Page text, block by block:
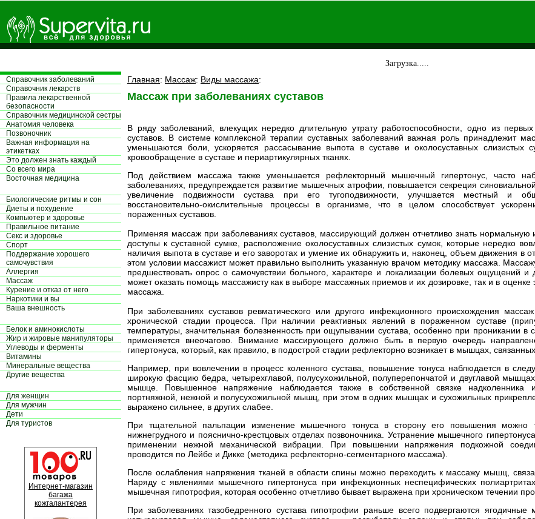
Загрузка.....
Справочник заболеваний
Справочник лекарств
Правила лекарственной
безопасности
Справочник медицинской сестры
Aнатомия человека
Позвоночник
Важная информация на
этикетках
Это должен знать каждый
Со всего мира
Восточная медицина
Биологические ритмы и сон
Диеты и похудение
Компьютер и здоровье
Правильное питание
Секс и здоровье
Спорт
Поддержание хорошего
самочувствия
Аллергия
Массаж
Курение и отказ от него
Наркотики и вы
Ваша внешность
Белок и аминокислоты
Жир и жировые манипуляторы
Углеводы и ферменты
Витамины
Минеральные вещества
Другие вещества
Для женщин
Для мужчин
Дети
Для туристов
Интернет-магазин
багажа
кожгалантерея
Главная: Массаж: Виды массажа:
Массаж при заболеваниях суставов
В ряду заболеваний, влекущих нередко длительную утрату работоспособности, одно из
суставов. В системе комплексной терапии суставных заболеваний важная роль принадлежит
уменьшаются боли, ускоряется рассасывание выпота в суставе и околосуставных слизистых
кровообращение в суставе и периартикулярных тканях.
Под действием массажа также уменьшается рефлекторный мышечный гипертонус, часто
заболеваниях, предупреждается развитие мышечных атрофии, повышается секреция
увеличение подвижности сустава при его тугоподвижности, улучшается местный и
восстановительно-окислительные процессы в организме, что в целом способствует
пораженных суставов.
Применяя массаж при заболеваниях суставов, массирующий должен отчетливо знать нормальную
доступы к суставной сумке, расположение околосуставных слизистых сумок, которые нередко
наличия выпота в суставе и его заворотах и умение их обнаружить и, наконец, объем движения в
этом условии массажист может правильно выполнить указанную врачом методику массажа.
предшествовать опрос о самочувствии больного, характере и локализации болевых ощущений и
может оказать помощь массажисту как в выборе массажных приемов и их дозировке, так и в
массажа.
При заболеваниях суставов ревматического или другого инфекционного происхождения
хронической стадии процесса. При наличии реактивных явлений в пораженном суставе
температуры, значительная болезненность при ощупывании сустава, особенно при проникании
применяется внеочагово. Внимание массирующего должно быть в первую очередь
гипертонуса, который, как правило, в подострой стадии рефлекторно возникает в мышцах,
Например, при вовлечении в процесс коленного сустава, повышение тонуса наблюдается в
широкую фасцию бедра, четырехглавой, полусухожильной, полуперепончатой и двуглавой
мышце. Повышенное напряжение наблюдается также в собственной связке надколенника
портняжной, нежной и полусухожильной мышц, при этом в одних мышцах и сухожильных
выражено сильнее, в других слабее.
При тщательной пальпации изменение мышечного тонуса в сторону его повышения можно
нижнегрудного и пояснично-крестцовых отделах позвоночника. Устранение мышечного
применении нежной механической вибрации. При повышении напряжения подкожной
проводится по Лейбе и Дикке (методика рефлекторно-сегментарного массажа).
После ослабления напряжения тканей в области спины можно переходить к массажу мышц,
Наряду с явлениями мышечного гипертонуса при инфекционных неспецифических
мышечная гипотрофия, которая особенно отчетливо бывает выражена при хроническом течении
При заболеваниях тазобедренного сустава гипотрофии раньше всего подвергаются